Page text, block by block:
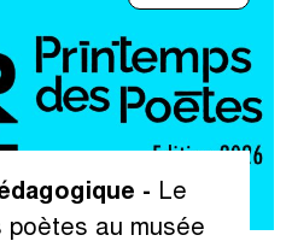
- Le
poètes au musée